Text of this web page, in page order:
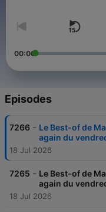
00:00
Episodes
7266 - Le Best-of de
again du
18 Jul 2026
7265 - Le Best-of de
again du
18 Jul 2026